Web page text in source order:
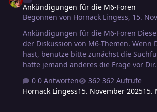
Ankündigungen für die M6-Foren
Begonnen von Hornack Lingess, 15.
Ankündigungen für die M6-Foren
der Diskussion von M6-Themen. Wenn
hast, benutze bitte zunächst die
hatte jemand anderes die Frage vor
Du diese Frage / das Thema formulierst
kann man darauf antworten. Bitte
0 Antworten
362 Aufrufe
Hornack Lingess15. November 202515.